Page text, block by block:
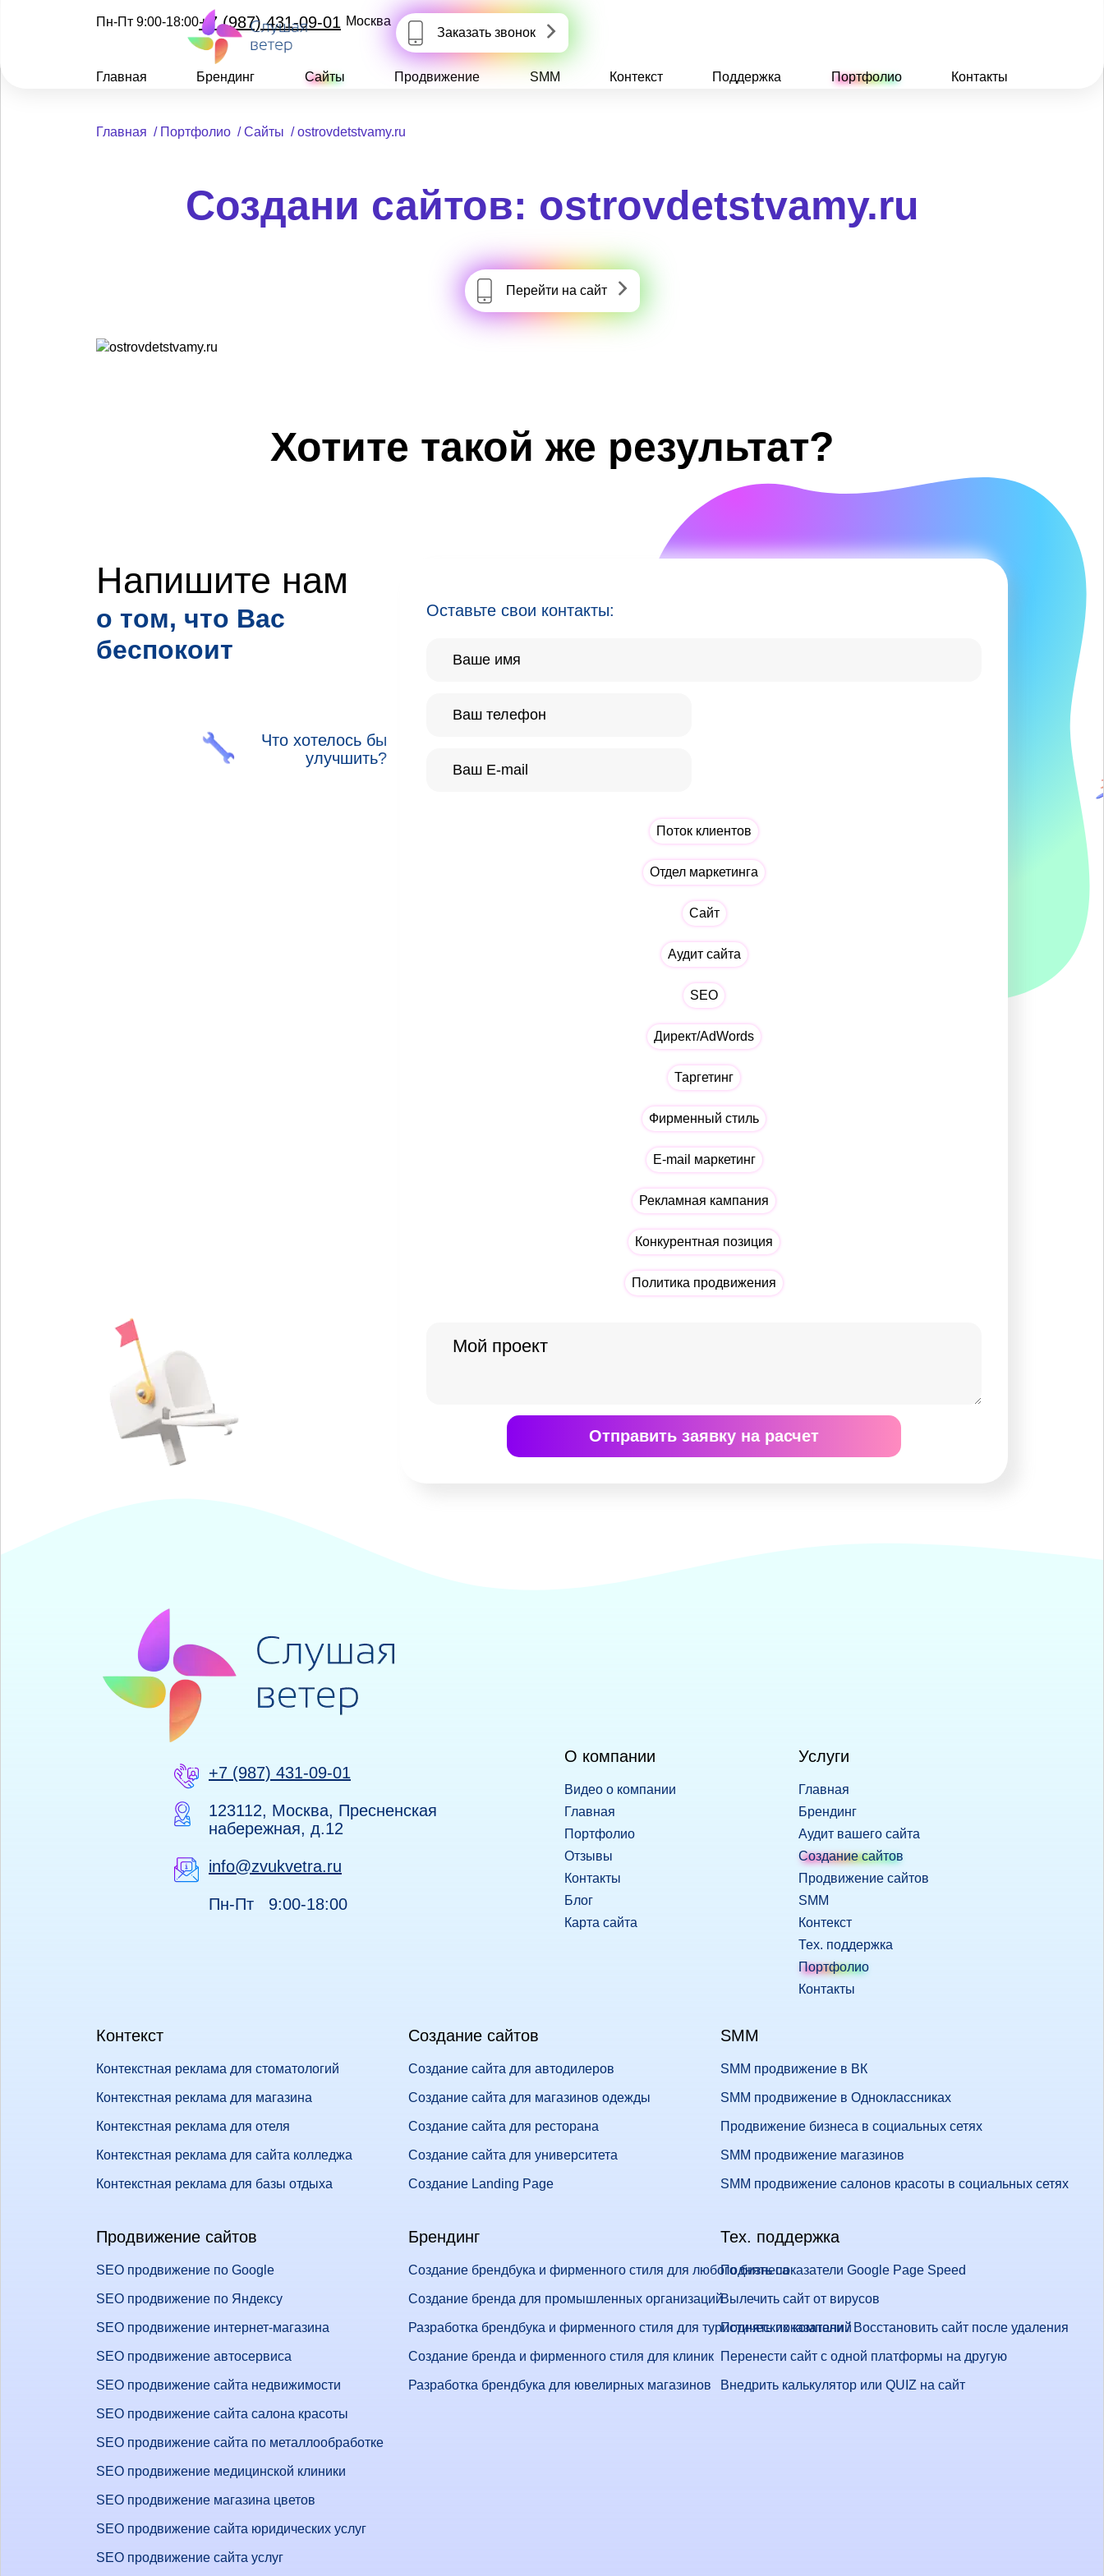
Пн-Пт 9:00-18:00+7 (987) 431-09-01 Москва
Заказать звонок
Главная Брендинг Сайты Продвижение SMM Контекст Поддержка Портфолио Контакты
Главная / Портфолио / Сайты / ostrovdetstvamy.ru
Создани сайтов: ostrovdetstvamy.ru
Перейти на сайт
Хотите такой же результат?
Напишите нам
о том, что Вас
беспокоит
Что хотелось бы
улучшить?
Оставьте свои контакты:
Поток клиентов
Отдел маркетинга
Сайт
Аудит сайта
SEO
Директ/AdWords
Таргетинг
Фирменный стиль
E-mail маркетинг
Рекламная кампания
Конкурентная позиция
Политика продвижения
Отправить заявку на расчет
+7 (987) 431-09-01
123112, Москва, Пресненская
набережная, д.12
info@zvukvetra.ru
Пн-Пт 9:00-18:00
О компании
Видео о компании
Главная
Портфолио
Отзывы
Контакты
Блог
Карта сайта
Услуги
Главная
Брендинг
Аудит вашего сайта
Создание сайтов
Продвижение сайтов
SMM
Контекст
Тех. поддержка
Портфолио
Контакты
Контекст
Контекстная реклама для стоматологий
Контекстная реклама для магазина
Контекстная реклама для отеля
Контекстная реклама для сайта колледжа
Контекстная реклама для базы отдыха
Создание сайтов
Создание сайта для автодилеров
Создание сайта для магазинов одежды
Создание сайта для ресторана
Создание сайта для университета
Создание Landing Page
SMM
SMM продвижение в ВК
SMM продвижение в Одноклассниках
Продвижение бизнеса в социальных сетях
SMM продвижение магазинов
SMM продвижение салонов красоты в социальных сетях
Продвижение сайтов
SEO продвижение по Google
SEO продвижение по Яндексу
SEO продвижение интернет-магазина
SEO продвижение автосервиса
SEO продвижение сайта недвижимости
SEO продвижение сайта салона красоты
SEO продвижение сайта по металлообработке
SEO продвижение медицинской клиники
SEO продвижение магазина цветов
SEO продвижение сайта юридических услуг
SEO продвижение сайта услуг
Брендинг
Создание брендбука и фирменного стиля для любого бизнеса
Создание бренда для промышленных организаций
Разработка брендбука и фирменного стиля для туристических компаний
Создание бренда и фирменного стиля для клиник
Разработка брендбука для ювелирных магазинов
Тех. поддержка
Поднять показатели Google Page Speed
Вылечить сайт от вирусов
Поднять показатели / Восстановить сайт после удаления
Перенести сайт с одной платформы на другую
Внедрить калькулятор или QUIZ на сайт